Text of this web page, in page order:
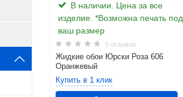
В наличии. Цена за все
изделие. *Возможна печать под
ваш размер
0 отзывов
Жидкие обои Юрски Роза 606
Оранжевый
Купить в 1 клик